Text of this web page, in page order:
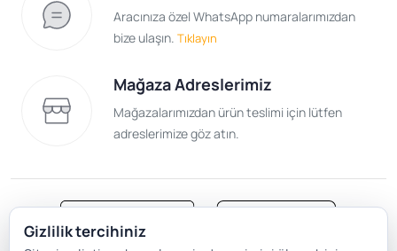
Aracınıza özel WhatsApp numaralarımızdan
bize ulaşın. Tıklayın
Mağaza Adreslerimiz
Mağazalarımızdan ürün teslimi için lütfen
adreslerimize göz atın.
Gizlilik tercihiniz